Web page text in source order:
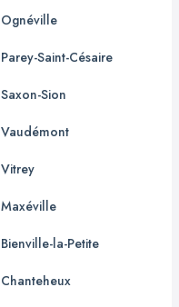
Ognéville
Parey-Saint-Césaire
Saxon-Sion
Vaudémont
Vitrey
Maxéville
Bienville-la-Petite
Chanteheux